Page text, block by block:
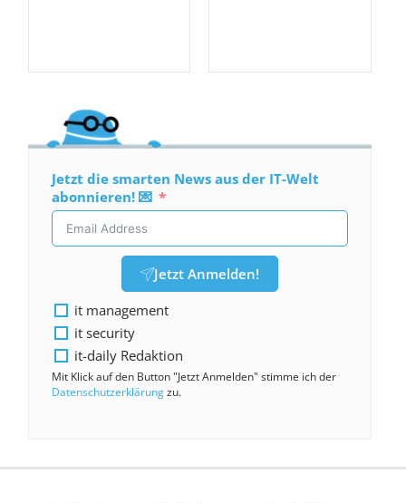
Jetzt die smarten News aus der IT-Welt
abonnieren! 💌
Jetzt Anmelden!
it management
it security
it-daily Redaktion
Mit Klick auf den Button "Jetzt Anmelden" stimme ich der
Datenschutzerklärungzu.